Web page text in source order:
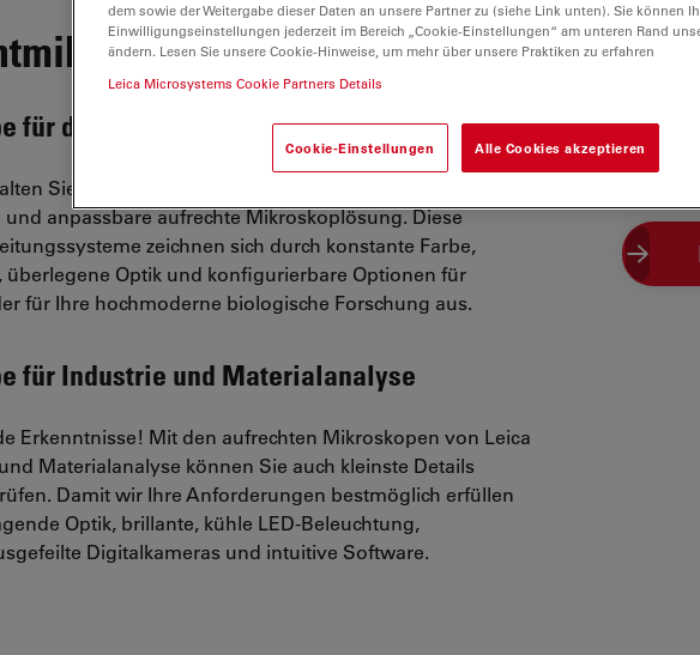
für die Life Science-Forschung
Sie die für Ihre Life Science-Forschung benötigte,
anpassbare aufrechte Mikroskoplösung. Diese
zeichnen sich durch konstante Farbe,
überlegene Optik und konfigurierbare Optionen für
für Ihre hochmoderne biologische Forschung aus.
für Industrie und Materialanalyse
Erkenntnisse! Mit den aufrechten Mikroskopen von Leica
Materialanalyse können Sie auch kleinste Details
Damit wir Ihre Anforderungen bestmöglich erfüllen
Optik, brillante, kühle LED-Beleuchtung,
Digitalkameras und intuitive Software.
dem sowie der Weitergabe dieser Daten an unsere Partner zu (siehe Link unten). Sie können
Einwilligungseinstellungen jederzeit im Bereich „Cookie-Einstellungen“ am unteren Rand
ändern. Lesen Sie unsere Cookie-Hinweise, um mehr über unsere Praktiken zu erfahren
Leica Microsystems Cookie Partners Details
Cookie-Einstellungen Alle Cookies akzeptieren